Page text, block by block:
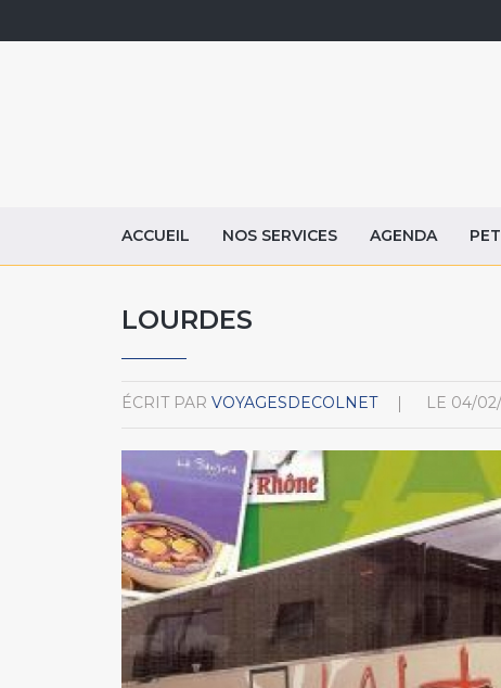
ACCUEIL NOS SERVICES AGENDA
LOURDES
ÉCRIT PAR VOYAGESDECOLNET LE 04/